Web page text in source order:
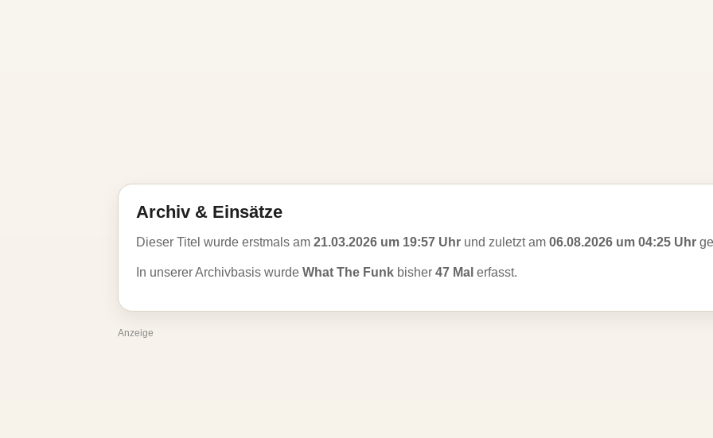
Archiv & Einsätze
Dieser Titel wurde erstmals am 21.03.2026 um 19:57 Uhr und zuletzt am 06.08.2026 um 04:25 Uhr
In unserer Archivbasis wurde What The Funk bisher 47 Mal erfasst.
Anzeige